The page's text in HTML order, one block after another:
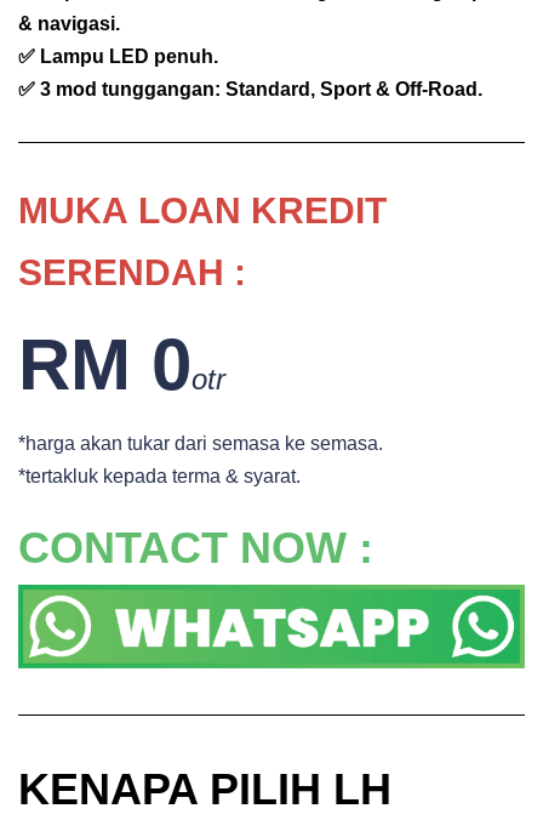
& navigasi.
✅ Lampu LED penuh.
✅ 3 mod tunggangan: Standard, Sport & Off-Road.
MUKA LOAN KREDIT
SERENDAH :
RM 0otr
*harga akan tukar dari semasa ke semasa.
*tertakluk kepada terma & syarat.
CONTACT NOW :
KENAPA PILIH LH